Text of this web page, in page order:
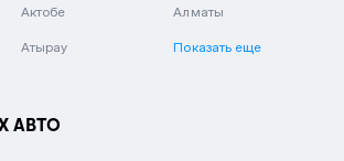
Актобе Алматы
Атырау Показать еще
АВТО